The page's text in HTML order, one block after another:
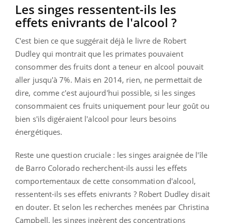
Les singes ressentent-ils les
effets enivrants de l'alcool ?
C'est bien ce que suggérait déjà le livre de Robert
Dudley qui montrait que les primates pouvaient
consommer des fruits dont a teneur en alcool pouvait
aller jusqu'à 7%. Mais en 2014, rien, ne permettait de
dire, comme c'est aujourd'hui possible, si les singes
consommaient ces fruits uniquement pour leur goût ou
bien s'ils digéraient l'alcool pour leurs besoins
énergétiques.
Reste une question cruciale : les singes araignée de l'île
de Barro Colorado recherchent-ils aussi les effets
comportementaux de cette consommation d'alcool,
ressentent-ils ses effets enivrants ? Robert Dudley disait
en douter. Et selon les recherches menées par Christina
Campbell, les singes ingèrent des concentrations